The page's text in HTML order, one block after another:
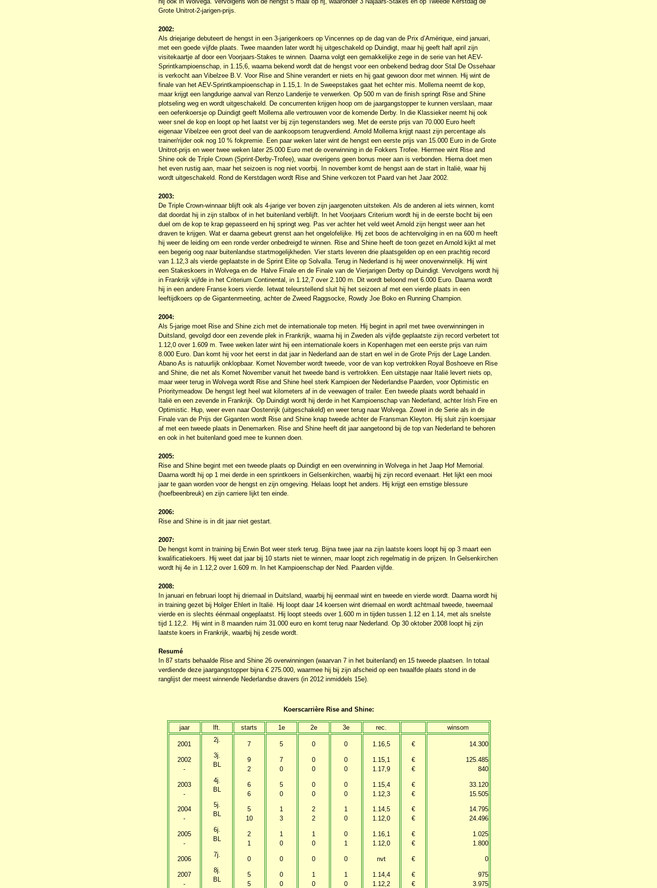
Grote Unitrot-2-jarigen-prijs.
2002:
Als driejarige debuteert de hengst in een 3-jarigenkoers op Vincennes op de dag van de Prix d’Amérique, eind januari,
met een goede vijfde plaats. Twee maanden later wordt hij uitgeschakeld op Duindigt, maar hij geeft half april zijn
visitekaartje af door een Voorjaars-Stakes te winnen. Daarna volgt een gemakkelijke zege in de serie van het AEV-
Sprintkampioenschap, in 1.15,6, waarna bekend wordt dat de hengst voor een onbekend bedrag door Stal De Ossehaar
is verkocht aan Vibelzee B.V. Voor Rise and Shine verandert er niets en hij gaat gewoon door met winnen. Hij wint de
finale van het AEV-Sprintkampioenschap in 1.15,1. In de Sweepstakes gaat het echter mis. Mollema neemt de kop,
maar krijgt een langdurige aanval van Renzo Landerije te verwerken. Op 500 m van de finish springt Rise and Shine
plotseling weg en wordt uitgeschakeld. De concurrenten krijgen hoop om de jaargangstopper te kunnen verslaan, maar
een oefenkoersje op Duindigt geeft Mollema alle vertrouwen voor de komende Derby. In die Klassieker neemt hij ook
weer snel de kop en loopt op het laatst ver bij zijn tegenstanders weg. Met de eerste prijs van 70.000 Euro heeft
eigenaar Vibelzee een groot deel van de aankoopsom terugverdiend. Arnold Mollema krijgt naast zijn percentage als
trainer/rijder ook nog 10 % fokpremie. Een paar weken later wint de hengst een eerste prijs van 15.000 Euro in de Grote
Unitrot-prijs en weer twee weken later 25.000 Euro met de overwinning in de Fokkers Trofee. Hiermee wint Rise and
Shine ook de Triple Crown (Sprint-Derby-Trofee), waar overigens geen bonus meer aan is verbonden. Hierna doet men
het even rustig aan, maar het seizoen is nog niet voorbij. In november komt de hengst aan de start in Italië, waar hij
wordt uitgeschakeld. Rond de Kerstdagen wordt Rise and Shine verkozen tot Paard van het Jaar 2002.
2003:
De Triple Crown-winnaar blijft ook als 4-jarige ver boven zijn jaargenoten uitsteken. Als de anderen al iets winnen, komt
dat doordat hij in zijn stalbox of in het buitenland verblijft. In het Voorjaars Criterium wordt hij in de eerste bocht bij een
duel om de kop te krap gepasseerd en hij springt weg. Pas ver achter het veld weet Arnold zijn hengst weer aan het
draven te krijgen. Wat er daarna gebeurt grenst aan het ongelofelijke. Hij zet boos de achtervolging in en na 600 m heeft
hij weer de leiding om een ronde verder onbedreigd te winnen. Rise and Shine heeft de toon gezet en Arnold kijkt al met
een begerig oog naar buitenlandse startmogelijkheden. Vier starts leveren drie plaatsgelden op en een prachtig record
van 1.12,3 als vierde geplaatste in de Sprint Elite op Solvalla. Terug in Nederland is hij weer onoverwinnelijk. Hij wint
een Stakeskoers in Wolvega en de Halve Finale en de Finale van de Vierjarigen Derby op Duindigt. Vervolgens wordt hij
in Frankrijk vijfde in het Criterium Continental, in 1.12,7 over 2.100 m. Dit wordt beloond met 6.000 Euro. Daarna wordt
hij in een andere Franse koers vierde. Ietwat teleurstellend sluit hij het seizoen af met een vierde plaats in een
leeftijdkoers op de Gigantenmeeting, achter de Zweed Raggsocke, Rowdy Joe Boko en Running Champion.
2004:
Als 5-jarige moet Rise and Shine zich met de internationale top meten. Hij begint in april met twee overwinningen in
Duitsland, gevolgd door een zevende plek in Frankrijk, waarna hij in Zweden als vijfde geplaatste zijn record verbetert tot
1.12,0 over 1.609 m. Twee weken later wint hij een internationale koers in Kopenhagen met een eerste prijs van ruim
8.000 Euro. Dan komt hij voor het eerst in dat jaar in Nederland aan de start en wel in de Grote Prijs der Lage Landen.
Abano As is natuurlijk onklopbaar. Komet November wordt tweede, voor de van kop vertrokken Royal Boshoeve en Rise
and Shine, die net als Komet November vanuit het tweede band is vertrokken. Een uitstapje naar Italië levert niets op,
maar weer terug in Wolvega wordt Rise and Shine heel sterk Kampioen der Nederlandse Paarden, voor Optimistic en
Prioritymeadow. De hengst legt heel wat kilometers af in de veewagen of trailer. Een tweede plaats wordt behaald in
Italië en een zevende in Frankrijk. Op Duindigt wordt hij derde in het Kampioenschap van Nederland, achter Irish Fire en
Optimistic. Hup, weer even naar Oostenrijk (uitgeschakeld) en weer terug naar Wolvega. Zowel in de Serie als in de
Finale van de Prijs der Giganten wordt Rise and Shine knap tweede achter de Fransman Kleyton. Hij sluit zijn koersjaar
af met een tweede plaats in Denemarken. Rise and Shine heeft dit jaar aangetoond bij de top van Nederland te behoren
en ook in het buitenland goed mee te kunnen doen.
2005:
Rise and Shine begint met een tweede plaats op Duindigt en een overwinning in Wolvega in het Jaap Hof Memorial.
Daarna wordt hij op 1 mei derde in een sprintkoers in Gelsenkirchen, waarbij hij zijn record evenaart. Het lijkt een mooi
jaar te gaan worden voor de hengst en zijn omgeving. Helaas loopt het anders. Hij krijgt een ernstige blessure
(hoefbeenbreuk) en zijn carriere lijkt ten einde.
2006:
Rise and Shine is in dit jaar niet gestart.
2007:
De hengst komt in training bij Erwin Bot weer sterk terug. Bijna twee jaar na zijn laatste koers loopt hij op 3 maart een
kwalificatiekoers. Hij weet dat jaar bij 10 starts niet te winnen, maar loopt zich regelmatig in de prijzen. In Gelsenkirchen
wordt hij 4e in 1.12,2 over 1.609 m. In het Kampioenschap der Ned. Paarden vijfde.
2008:
In januari en februari loopt hij driemaal in Duitsland, waarbij hij eenmaal wint en tweede en vierde wordt. Daarna wordt hij
in training gezet bij Holger Ehlert in Italië. Hij loopt daar 14 koersen wint driemaal en wordt achtmaal tweede, tweemaal
vierde en is slechts éénmaal ongeplaatst. Hij loopt steeds over 1.600 m in tijden tussen 1.12 en 1.14, met als snelste
tijd 1.12,2. Hij wint in 8 maanden ruim 31.000 euro en komt terug naar Nederland. Op 30 oktober 2008 loopt hij zijn
laatste koers in Frankrijk, waarbij hij zesde wordt.
Resumé
In 87 starts behaalde Rise and Shine 26 overwinningen (waarvan 7 in het buitenland) en 15 tweede plaatsen. In totaal
verdiende deze jaargangstopper bijna € 275.000, waarmee hij bij zijn afscheid op een twaalfde plaats stond in de
ranglijst der meest winnende Nederlandse dravers (in 2012 inmiddels 15e).
Koerscarrière Rise and Shine:
jaar lft. starts 1e 2e 3e rec. winsom
2001
2002
-
2003
-
2004
-
2005
-
2006
2007
-
2j.
3j.
BL
4j.
BL
5j.
BL
6j.
BL
7j.
8j.
BL
7
9
2
6
6
5
10
2
1
0
5
5
5
7
0
5
0
1
3
1
0
0
0
0
0
0
0
0
0
2
2
1
0
0
1
0
0
0
0
0
0
1
0
0
1
0
1
0
1.16,5
1.15,1
1.17,9
1.15,4
1.12,3
1.14,5
1.12,0
1.16,1
1.12,0
nvt
1.14,4
1.12,2
€
€
€
€
€
€
€
€
€
€
€
€
14.300
125.485
840
33.120
15.505
14.795
24.496
1.025
1.800
0
975
3.975